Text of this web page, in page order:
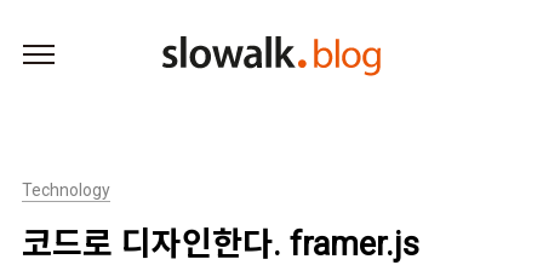
Technology
코드로 디자인한다. framer.js